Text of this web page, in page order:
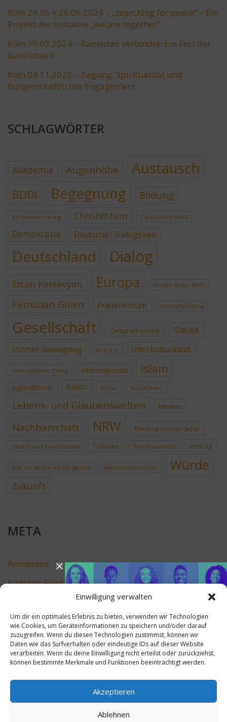
Einwilligung verwalten
Um dir ein optimales Erlebnis zu bieten, verwenden wir Technologien
wie Cookies, um Geräteinformationen zu speichern und/oder darauf
zuzugreifen. Wenn du diesen Technologien zustimmst, können wir
Daten wie das Surfverhalten oder eindeutige IDs auf dieser Website
verarbeiten. Wenn du deine Einwilligung nicht erteilst oder zurückziehst,
können bestimmte Merkmale und Funktionen beeinträchtigt werden.
Akzeptieren
Ablehnen
Köln 24.05 + 25.05.2024 – „searching for peace“ – Ein
Projekt der Initiative „we are together“
Köln 19.03.2024 – Ramadan verbindet: Ein Fest der
Gastlichkeit
Köln 04.11.2023 – Tagung: Spiritualität und
bürgerschaftliches Engagement
SCHLAGWÖRTER
Akademie Augenhöhe Austausch
BDDI Begegnung Bildung
Buchbesprechung Christentum Claus-Ulrich Prölß
Demokratie Deutscher Dialogpreis
Deutschland Dialog
Ercan Karakoyun Europa Farben dieser Welt
Fethullah Gülen FrauenForum Geschäftsleitung
Gesellschaft Gesprächsreihe
Glaube
Hizmet-Bewegung
ikult e.V. Interkulturalität
Interreligiöser Dialog Interreligiösität Islam
JugendForum Koeln Kultur Kunstforum
Lebens- und Glaubenswelten Medien
Nachbarschaft NRW Rheinlandgespräche
Sprach-und Kulturfestival Teilhabe Transkulturalität Vortrag
Was ich denke was ich glaube WissenschaftsForum Würde
Zukunft
META
Anmelden
Eintrags-Feed
Kommentar-Feed
WordPress.org